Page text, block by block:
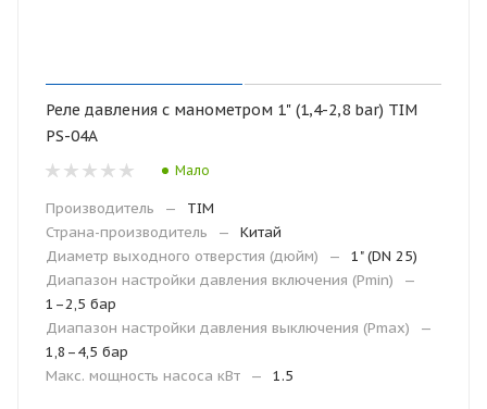
Реле давления с манометром 1" (1,4-2,8 bar) TIM
PS-04А
Мало
Производитель —
TIM
Страна-производитель
—
Китай
Диаметр выходного отверстия (дюйм)
—
1" (DN 25)
Диапазон настройки давления включения (Рmin)
—
1–2,5 бар
Диапазон настройки давления выключения (Рmax)
—
1,8–4,5 бар
Макс. мощность насоса кВт
— 1.5